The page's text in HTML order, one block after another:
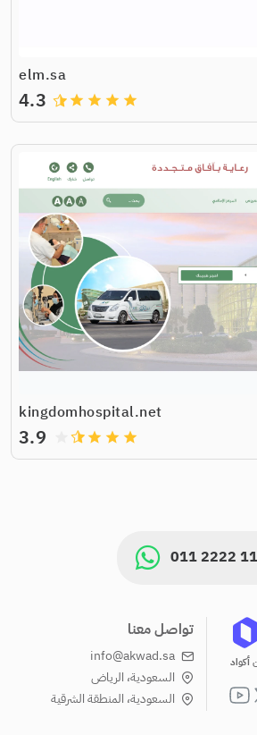
elm.sa
grade
grade
grade
grade
4.3
kingdomhospital.net
grade
grade
grade
3.9
011 2222
أكواد
تواصل معنا
info@akwad.sa
السعودية، الرياض
السعودية، المنطقة الشرقية